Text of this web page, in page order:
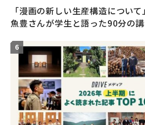
「漫画の新しい生産構造につい
魚豊さんが学生と語った90分の